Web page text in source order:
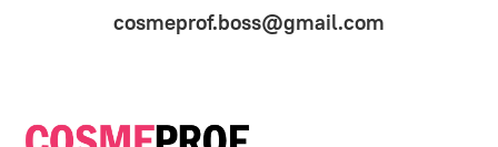
cosmeprof.boss@gmail.com